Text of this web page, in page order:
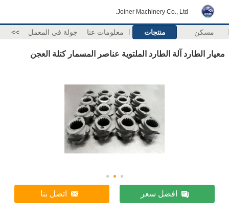
Joiner Machinery Co., Ltd.
مسكن منتجات معلومات عنا جولة في المعمل >>
معيار الطارد آلة الطارد الملتوية عناصر المسمار كتلة العجن
افضل سعر اتصل بنا